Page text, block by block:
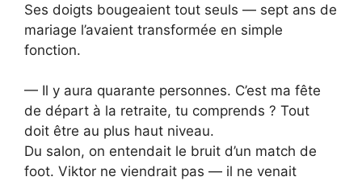
Ses doigts bougeaient tout seuls — sept ans de
mariage l’avaient transformée en simple
fonction.
— Il y aura quarante personnes. C’est ma fête
de départ à la retraite, tu comprends ? Tout
doit être au plus haut niveau.
Du salon, on entendait le bruit d’un match de
foot. Viktor ne viendrait pas — il ne venait